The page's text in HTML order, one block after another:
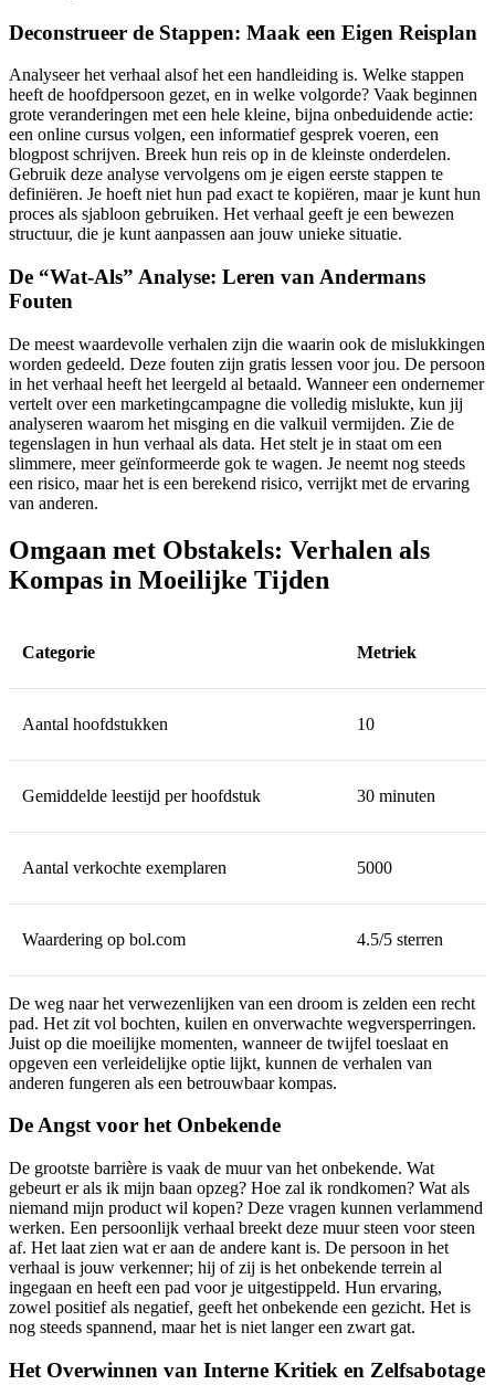
Deconstrueer de Stappen: Maak een Eigen Reisplan
Analyseer het verhaal alsof het een handleiding is. Welke stappen
heeft de hoofdpersoon gezet, en in welke volgorde? Vaak beginnen
grote veranderingen met een hele kleine, bijna onbeduidende actie:
een online cursus volgen, een informatief gesprek voeren, een
blogpost schrijven. Breek hun reis op in de kleinste onderdelen.
Gebruik deze analyse vervolgens om je eigen eerste stappen te
definiëren. Je hoeft niet hun pad exact te kopiëren, maar je kunt hun
proces als sjabloon gebruiken. Het verhaal geeft je een bewezen
structuur, die je kunt aanpassen aan jouw unieke situatie.
De “Wat-Als” Analyse: Leren van Andermans
Fouten
De meest waardevolle verhalen zijn die waarin ook de mislukkingen
worden gedeeld. Deze fouten zijn gratis lessen voor jou. De persoon
in het verhaal heeft het leergeld al betaald. Wanneer een ondernemer
vertelt over een marketingcampagne die volledig mislukte, kun jij
analyseren waarom het misging en die valkuil vermijden. Zie de
tegenslagen in hun verhaal als data. Het stelt je in staat om een
slimmere, meer geïnformeerde gok te wagen. Je neemt nog steeds
een risico, maar het is een berekend risico, verrijkt met de ervaring
van anderen.
Omgaan met Obstakels: Verhalen als
Kompas in Moeilijke Tijden
Categorie Metriek
Aantal hoofdstukken 10
Gemiddelde leestijd per hoofdstuk 30 minuten
Aantal verkochte exemplaren 5000
Waardering op bol.com 4.5/5 sterren
De weg naar het verwezenlijken van een droom is zelden een recht
pad. Het zit vol bochten, kuilen en onverwachte wegversperringen.
Juist op die moeilijke momenten, wanneer de twijfel toeslaat en
opgeven een verleidelijke optie lijkt, kunnen de verhalen van
anderen fungeren als een betrouwbaar kompas.
De Angst voor het Onbekende
De grootste barrière is vaak de muur van het onbekende. Wat
gebeurt er als ik mijn baan opzeg? Hoe zal ik rondkomen? Wat als
niemand mijn product wil kopen? Deze vragen kunnen verlammend
werken. Een persoonlijk verhaal breekt deze muur steen voor steen
af. Het laat zien wat er aan de andere kant is. De persoon in het
verhaal is jouw verkenner; hij of zij is het onbekende terrein al
ingegaan en heeft een pad voor je uitgestippeld. Hun ervaring,
zowel positief als negatief, geeft het onbekende een gezicht. Het is
nog steeds spannend, maar het is niet langer een zwart gat.
Het Overwinnen van Interne Kritiek en Zelfsabotage